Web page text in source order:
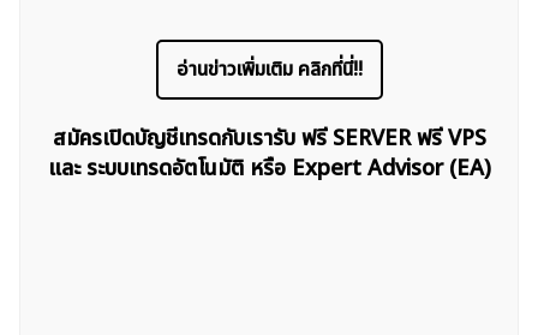
อ่านข่าวเพิ่มเติม คลิกที่นี่!!
สมัครเปิดบัญชีเทรดกับเรารับ ฟรี SERVER ฟรี VPS
และ ระบบเทรดอัตโนมัติ หรือ Expert Advisor (EA)